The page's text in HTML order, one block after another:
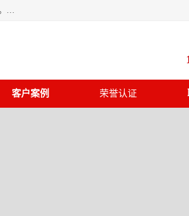
上海轩本实业有限公司主营产品：宝钢彩钢板、宝钢彩钢卷、宝钢彩涂板、宝钢彩涂卷、宝钢高耐候彩钢板，宝钢氟碳彩钢板。是一家集钢铁贸易，物流、加工为一体的产业全配套公司。
客户案例 荣誉认证